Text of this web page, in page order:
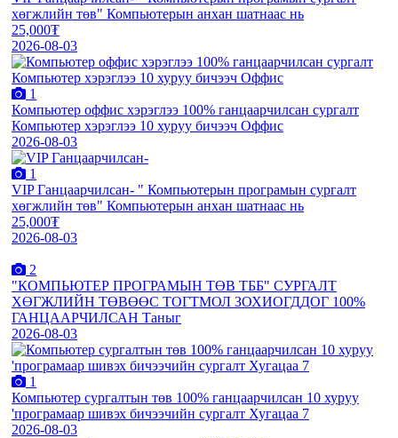
хөгжлийн төв" Компьютерын анхан шатнаас нь
25,000₮
2026-08-03
1
Компьютер оффис хэрэглээ 100% ганцаарчилсан сургалт
Компьютер хэрэглээ 10 хуруу бичээч Оффис
2026-08-03
1
VIP Ганцаарчилсан- " Компьютерын програмын сургалт
хөгжлийн төв" Компьютерын анхан шатнаас нь
25,000₮
2026-08-03
2
"КОМПЬЮТЕР ПРОГРАМЫН ТӨВ ТББ" СУРГАЛТ
ХӨГЖЛИЙН ТӨВӨӨС ТОГТМОЛ ЗОХИОГДДОГ 100%
ГАНЦААРЧИЛСАН Таныг
2026-08-03
1
Компьютер сургалтын төв 100% ганцаарчилсан 10 хуруу
'програмаар шивэх бичээчийн сургалт Хугацаа 7
2026-08-03